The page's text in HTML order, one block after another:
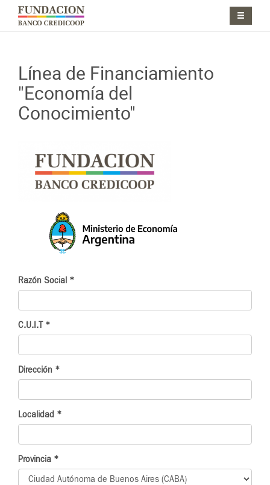
Pasar al contenido principal
Jump to main content
Línea de Financiamiento
"Economía del
Conocimiento"
Razón Social *
C.U.I.T *
Dirección *
Localidad *
Provincia *